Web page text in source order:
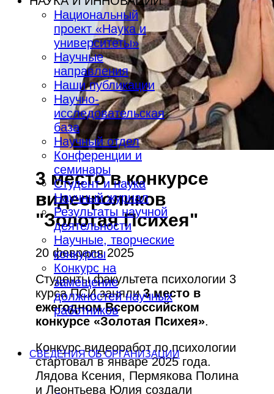
Национальный
проект «Наука и
университеты»
Научные
направления
Наши публикации
Научно-
исследовательская
база
Научный отдел
Конференции и
семинары
Студент и наука
Научный журнал
Результаты научной
деятельности
Научные, творческие
конкурсы
Конкурс на
замещение
должностей научных
работников
СВЕДЕНИЯ ОБ ОРГАНИЗАЦИИ
3 место в конкурсе
видеороликов
"Золотая Психея"
20 февраля 2025
Студенты факультета психологии 3
курса ПСИ заняли3 место в
ежегодном Всероссийском
конкурсе «Золотая Психея».
Конкурс видеоработ по психологии
стартовал в январе 2025 года.
Лядова Ксения, Пермякова Полина
и Леонтьева Юлия создали